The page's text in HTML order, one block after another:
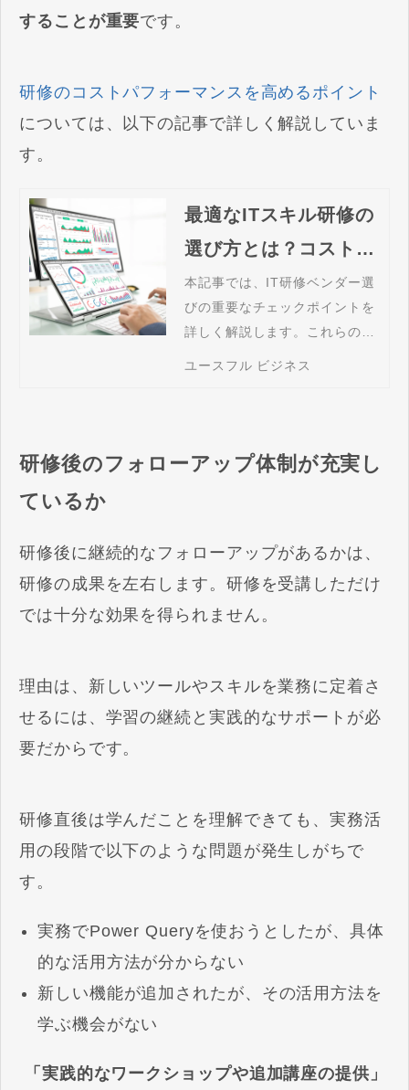
することが重要です。
研修のコストパフォーマンスを高めるポイント
については、以下の記事で詳しく解説していま
す。
最適なITスキル研修の
選び方とは？コストパ
フォーマンスを上げる
選定チェックポイント
本記事では、IT研修ベンダー選
びの重要なチェックポイントを
詳しく解説します。これらのポ
を実現するための極意です。 た
ーの選び方」をご紹介します。
ユースフル ビジネス
研修後のフォローアップ体制が充実し
ているか
研修後に継続的なフォローアップがあるかは、
研修の成果を左右します。研修を受講しただけ
では十分な効果を得られません。
理由は、新しいツールやスキルを業務に定着さ
せるには、学習の継続と実践的なサポートが必
要だからです。
研修直後は学んだことを理解できても、実務活
用の段階で以下のような問題が発生しがちで
す。
実務でPower Queryを使おうとしたが、具体
的な活用方法が分からない
新しい機能が追加されたが、その活用方法を
学ぶ機会がない
「実践的なワークショップや追加講座の提供」